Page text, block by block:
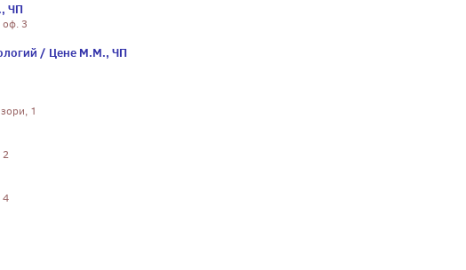
ЧП
оф. 3
/ Цене М.М., ЧП
1
2
4